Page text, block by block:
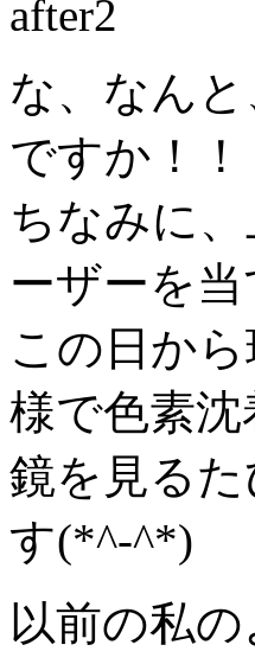
な、なん
ですか！！
ちなみに
ーザーを
この日か
様で色素
鏡を見る
す(*^-^*)
以前の私